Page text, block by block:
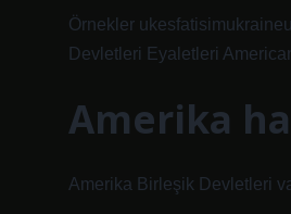
Örnekler
Devletleri Eyaletleri
Amerika
Amerika Birleşik Devletleri